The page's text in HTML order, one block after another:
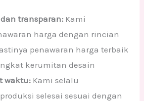
transparan: Kami
harga dengan rincian
penawaran harga terbaik
kerumitan desain
waktu: Kami selalu
selesai sesuai dengan